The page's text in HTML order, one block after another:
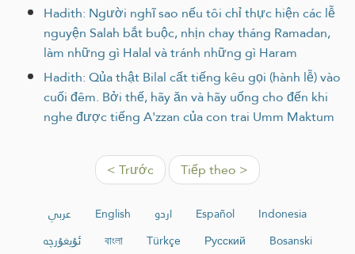
Hadith: Người nghĩ sao nếu tôi chỉ thực hiện các lễ
nguyện Salah bắt buộc, nhịn chay tháng Ramadan,
làm những gì Halal và tránh những gì Haram
Hadith: Qủa thật Bilal cất tiếng kêu gọi (hành lễ) vào
cuối đêm. Bởi thế, hãy ăn và hãy uống cho đến khi
nghe được tiếng A'zzan của con trai Umm Maktum
< Trước Tiếp theo >
عربي English اردو Español
Indonesia
ئۇيغۇرچە
বাংলা Türkçe Русский
Bosanski